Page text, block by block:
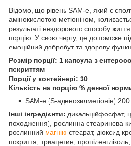
Відомо, що рівень SAM-e, який є
амінокислотою метіоніном,
результаті нездорового способу
порцію. У свою чергу, це допоможе
емоційний добробут та здорову
Розмір порції: 1 капсула з
покриттям
Порції у контейнері: 30
Кількість на порцію % денної
SAM-e (S-аденозилметіонін) 200
Інші інгредієнти: дикальційфосфат,
походження), рослинна стеаринова
рослинний магнію стеарат, діоксид
покриття, триацетин,